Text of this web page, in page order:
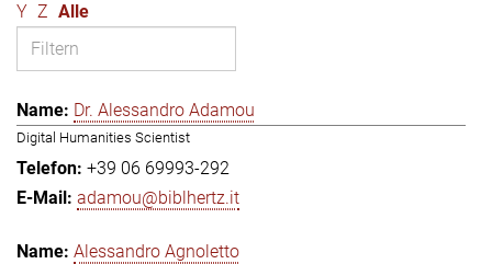
Y Z Alle
Dr. Alessandro Adamou
Digital Humanities Scientist
+39 06 69993-292
adamou@biblhertz.it
Alessandro Agnoletto